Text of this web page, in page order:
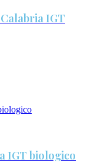
IGT
IGT biologico